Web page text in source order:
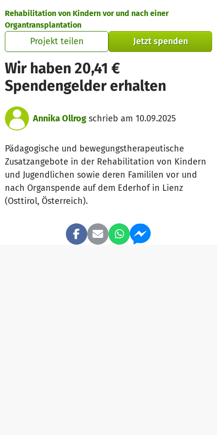
Rehabilitation von Kindern vor und nach einer
Organtransplantation
Projekt teilen Jetzt spenden
Wir haben 20,41 €
Spendengelder erhalten
Annika Ollrog schrieb am 10.09.2025
Pädagogische und bewegungstherapeutische
Zusatzangebote in der Rehabilitation von Kindern
und Jugendlichen sowie deren Famililen vor und
nach Organspende auf dem Ederhof in Lienz
(Osttirol, Österreich).